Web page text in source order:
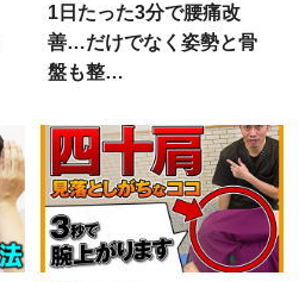
1日たった3分で腰痛改
善…だけでなく姿勢と骨
盤も整…